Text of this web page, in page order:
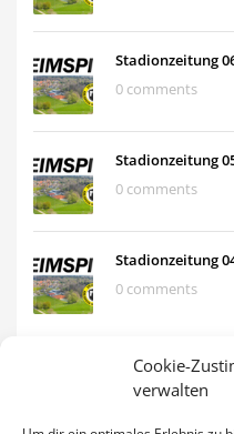
Cookie-
verwalten
Stadionzeitung
0 comments
Stadionzeitung
0 comments
Stadionzeitung
0 comments